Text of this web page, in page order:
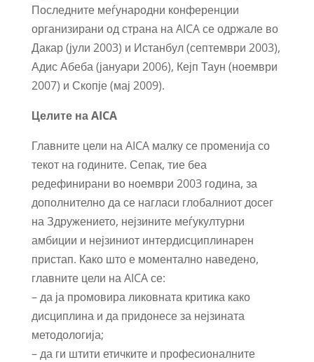
Последните меѓународни конференции
организирани од страна на AICA се одржале во
Дакар (јули 2003) и Истанбул (септември 2003),
Адис Абеба (јануари 2006), Кејп Таун (ноември
2007) и Скопје (мај 2009).
Целите на AICA
Главните цели на AICA малку се променија со
текот на годините. Сепак, тие беа
редефинирани во ноември 2003 година, за
дополнително да се нагласи глобалниот досег
на Здружението, нејзините меѓукултурни
амбиции и нејзиниот интердисциплинарен
пристап. Како што е моментално наведено,
главните цели на AICA се:
– да ја промовира ликовната критика како
дисциплина и да придонесе за нејзината
методологија;
– да ги штити етичките и професионалните